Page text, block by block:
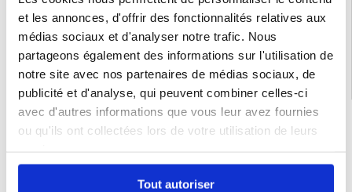
et les annonces, d'offrir des fonctionnalités relatives aux
médias sociaux et d'analyser notre trafic. Nous
partageons également des informations sur l'utilisation de
notre site avec nos partenaires de médias sociaux, de
publicité et d'analyse, qui peuvent combiner celles-ci
avec d'autres informations que vous leur avez fournies
ou qu'ils ont collectées lors de votre utilisation de leurs
Tout autoriser
Accessoires tablette,Coque & Accessoires tablette Samsung ,Samsung
LIVRAISON RAPIDE
7 % DE RÉDUCTION